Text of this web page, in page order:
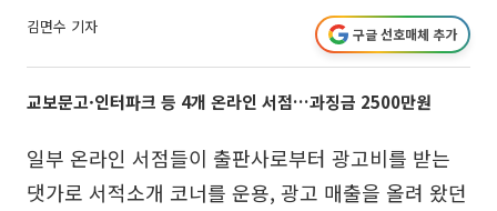
김면수 기자 구글 선호매체 추가
교보문고·인터파크 등 4개 온라인 서점…과징금 2500만원
일부 온라인 서점들이 출판사로부터 광고비를 받는
댓가로 서적소개 코너를 운용, 광고 매출을 올려 왔던